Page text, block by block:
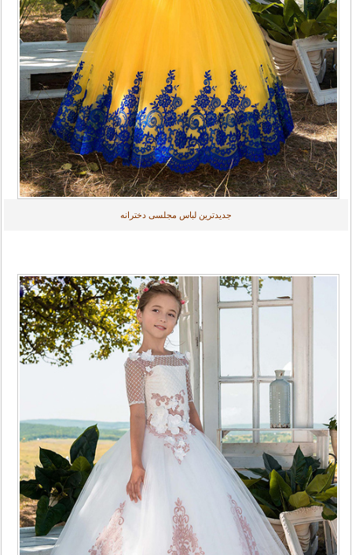
جدیدترین لباس مجلسی دخترانه